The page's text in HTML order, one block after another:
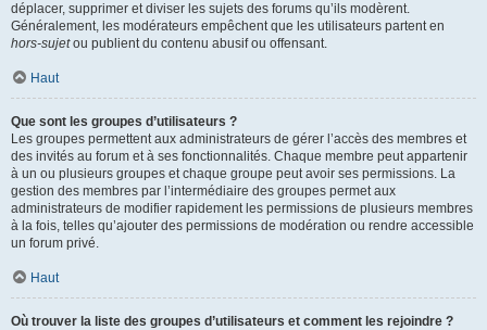
déplacer, supprimer et diviser les sujets des forums qu’ils modèrent.
Généralement, les modérateurs empêchent que les utilisateurs partent en
hors-sujetou publient du contenu abusif ou offensant.
Haut
Que sont les groupes d’utilisateurs ?
Les groupes permettent aux administrateurs de gérer l’accès des membres et
des invités au forum et à ses fonctionnalités. Chaque membre peut appartenir
à un ou plusieurs groupes et chaque groupe peut avoir ses permissions. La
gestion des membres par l’intermédiaire des groupes permet aux
administrateurs de modifier rapidement les permissions de plusieurs membres
à la fois, telles qu’ajouter des permissions de modération ou rendre accessible
un forum privé.
Haut
Où trouver la liste des groupes d’utilisateurs et comment les rejoindre ?